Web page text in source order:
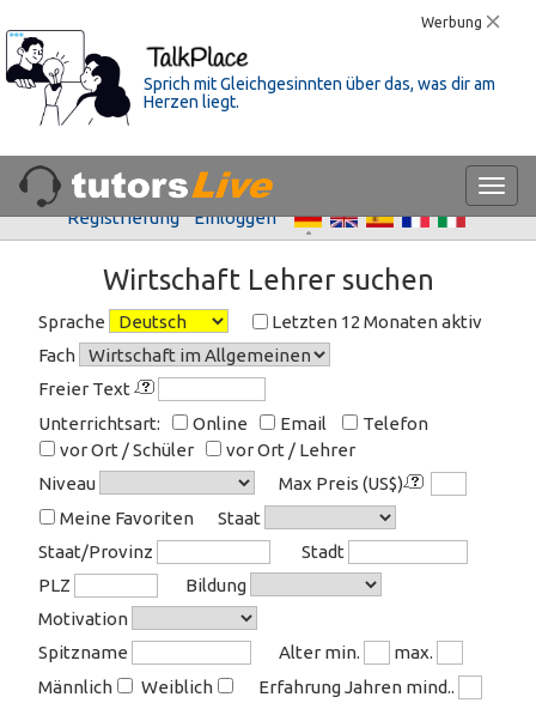
Werbung
Sprich mit Gleichgesinnten über das, was dir am
Herzen liegt.
Registrierung Einloggen
Wirtschaft Lehrer suchen
Sprache
Letzten 12 Monaten aktiv
Fach
Freier Text
Unterrichtsart:
Online Email
Telefon
vor Ort / Schüler
vor Ort / Lehrer
Niveau
Max Preis (US$)
Meine Favoriten
Staat
Staat/Provinz
Stadt
PLZ
Bildung
Motivation
Spitzname
Alter min.
max.
Männlich
Weiblich
Erfahrung Jahren mind..